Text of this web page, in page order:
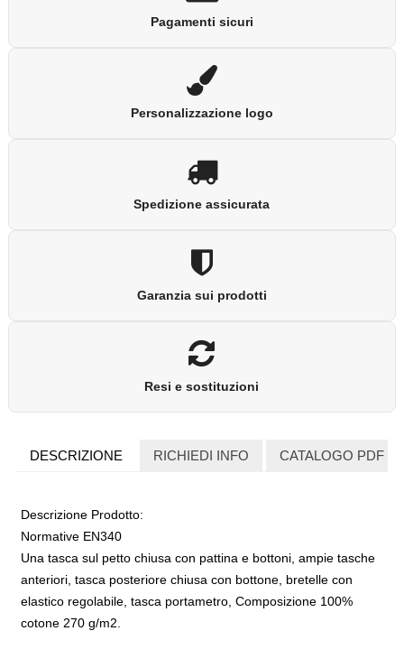
Pagamenti sicuri
Personalizzazione logo
Spedizione assicurata
Garanzia sui prodotti
Resi e sostituzioni
DESCRIZIONE RICHIEDI INFO CATALOGO PDF
Descrizione Prodotto:
Normative EN340
Una tasca sul petto chiusa con pattina e bottoni, ampie tasche
anteriori, tasca posteriore chiusa con bottone, bretelle con
elastico regolabile, tasca portametro, Composizione 100%
cotone 270 g/m2.